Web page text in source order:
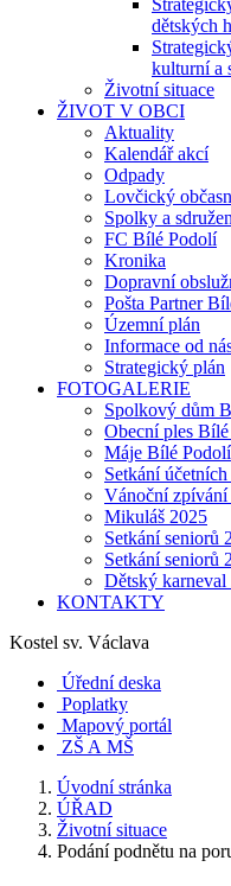
dětských
kulturní a
Životní situace
ŽIVOT V OBCI
Aktuality
Kalendář akcí
Odpady
Lovčický
Spolky a
FC Bílé Podolí
Kronika
Dopravní
Pošta Partner
Územní plán
Informace od
Strategický plán
FOTOGALERIE
Spolkový dům
Obecní ples
Máje Bílé Podolí
Setkání
Vánoční zpívání
Mikuláš 2025
Setkání seniorů
Setkání seniorů
Dětský karneval
KONTAKTY
Kostel sv. Václava
Úřední deska
Poplatky
Mapový portál
ZŠ A MŠ
Úvodní stránka
ÚŘAD
Životní situace
Podání podnětu na